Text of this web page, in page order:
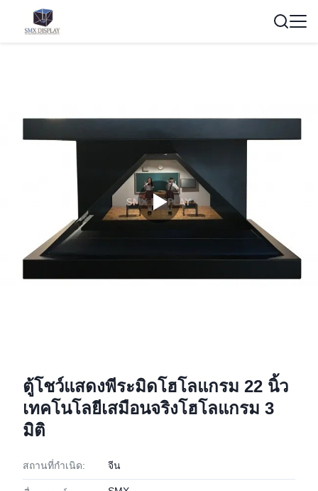
ตู้โชว์แสดงพีระมิดโฮโลแกรม 22 นิ้ว
เทคโนโลยีเสมือนจริงโฮโลแกรม 3
มิติ
สถานที่กำเนิด: จีน